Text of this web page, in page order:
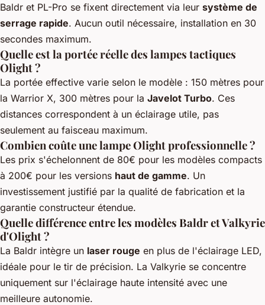
Baldr et PL-Pro se fixent directement via leur système de
serrage rapide. Aucun outil nécessaire, installation en 30
secondes maximum.
Quelle est la portée réelle des lampes tactiques
Olight ?
La portée effective varie selon le modèle : 150 mètres pour
la Warrior X, 300 mètres pour la Javelot Turbo. Ces
distances correspondent à un éclairage utile, pas
seulement au faisceau maximum.
Combien coûte une lampe Olight professionnelle ?
Les prix s'échelonnent de 80€ pour les modèles compacts
à 200€ pour les versions haut de gamme. Un
investissement justifié par la qualité de fabrication et la
garantie constructeur étendue.
Quelle différence entre les modèles Baldr et Valkyrie
d'Olight ?
La Baldr intègre un laser rouge en plus de l'éclairage LED,
idéale pour le tir de précision. La Valkyrie se concentre
uniquement sur l'éclairage haute intensité avec une
meilleure autonomie.